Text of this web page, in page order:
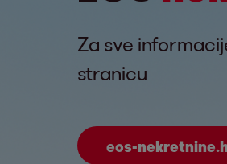
Za sve
stranicu
eos-